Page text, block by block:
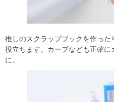
推しのスクラップブックを作っ
役立ちます。カーブなども正確に
に。